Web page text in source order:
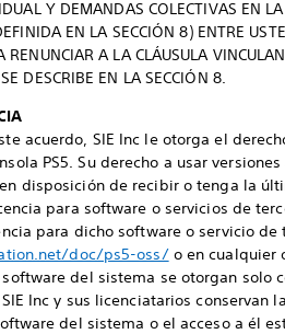
Y DEMANDAS COLECTIVAS EN
EN LA SECCIÓN 8) ENTRE
RENUNCIAR A LA CLÁUSULA
DESCRIBE EN LA SECCIÓN 8.
acuerdo, SIE Inc le otorga el
PS5. Su derecho a usar
disposición de recibir o tenga la
para software o servicios de
para dicho software o servicio
doc/ps5-oss/o en cualquier
del sistema se otorgan
Inc y sus licenciatarios
del sistema o el acceso a él